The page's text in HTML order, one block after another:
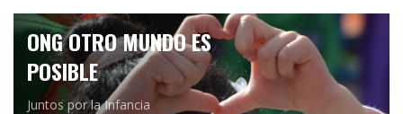
ONG OTRO MUNDO ES
POSIBLE
Juntos por la Infancia